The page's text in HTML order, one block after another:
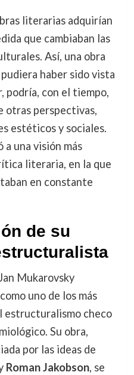
literarias adquirían
que cambiaban las
Así, una obra
haber sido vista
podría, con el tiempo,
otras perspectivas,
estéticos y sociales.
una visión más
literaria, en la que
en constante
de su
Mukarovsky
uno de los más
checo
Su obra,
por las ideas de
Roman Jakobson, se